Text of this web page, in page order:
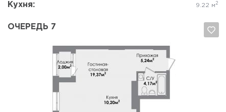
Кухня: 9.22 м 2
ОЧЕРЕДЬ 7
Да, удалить